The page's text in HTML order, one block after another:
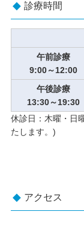
診療時間
午前診療
9:00～12:00
午後診療
13:30～19:30
休診日：木曜・日
たします。)
アクセス